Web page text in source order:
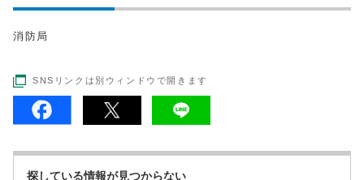
消防局
SNSリンクは別ウィンドウで開きます
探している情報が見つからない